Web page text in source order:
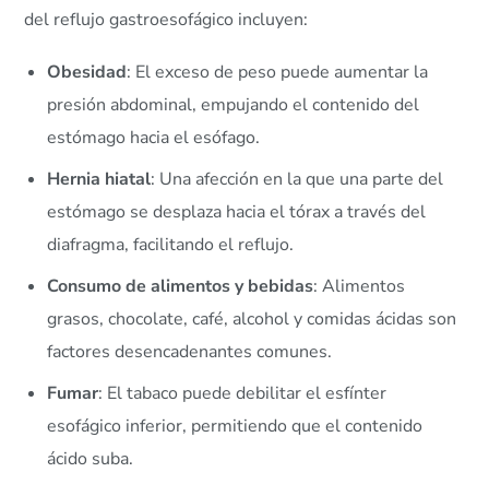
del reflujo gastroesofágico incluyen:
Obesidad: El exceso de peso puede aumentar la
presión abdominal, empujando el contenido del
estómago hacia el esófago.
Hernia hiatal: Una afección en la que una parte del
estómago se desplaza hacia el tórax a través del
diafragma, facilitando el reflujo.
Consumo de alimentos y bebidas: Alimentos
grasos, chocolate, café, alcohol y comidas ácidas son
factores desencadenantes comunes.
Fumar: El tabaco puede debilitar el esfínter
esofágico inferior, permitiendo que el contenido
ácido suba.